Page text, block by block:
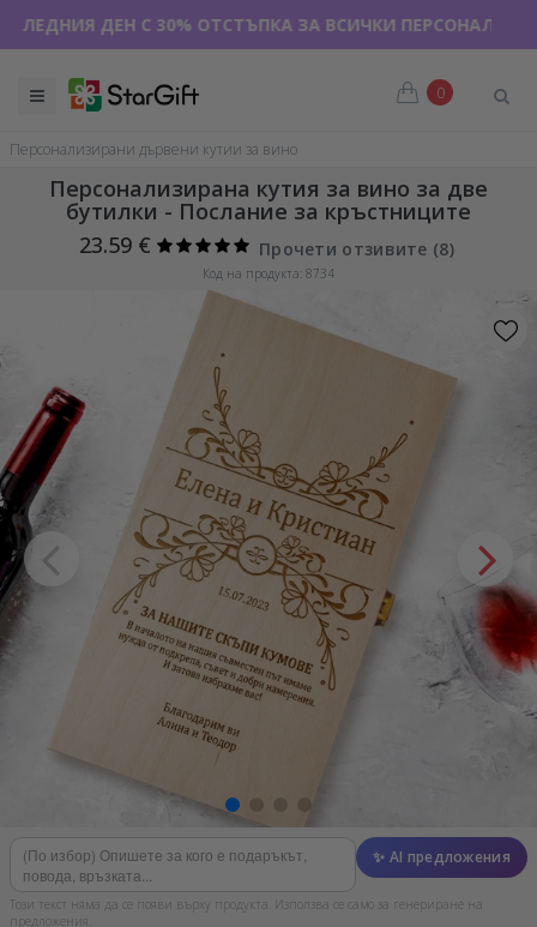
ДЕН С 30% ОТСТЪПКА ЗА ВСИЧКИ ПЕРСОНАЛИЗИРАНИ
0
Персонализирани дървени кутии за вино
Персонализирана кутия за вино за две
бутилки - Послание за кръстниците
23.59 €
Прочети отзивите (8)
Код на продукта: 8734
✨ AI предложения
Този текст няма да се появи върху продукта. Използва се само за генериране на
предложения.